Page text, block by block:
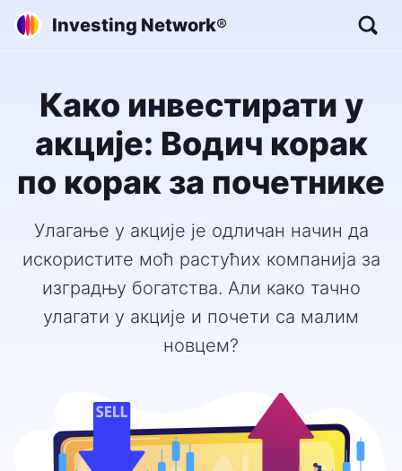
Investing Network®
Како инвестирати у
акције: Водич корак
по корак за почетнике
Улагање у акције је одличан начин да
искористите моћ растућих компанија за
изградњу богатства. Али како тачно
улагати у акције и почети са малим
новцем?